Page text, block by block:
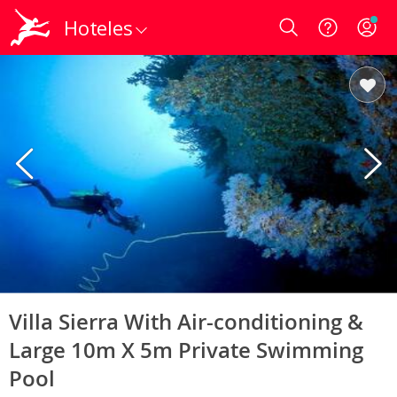
Hoteles Login
Villa Sierra With Air-conditioning &
Large 10m X 5m Private Swimming
Pool